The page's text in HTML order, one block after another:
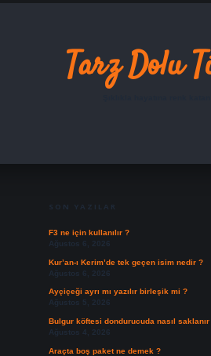
Tarz Dolu
SON YAZILAR
F3 ne için kullanılır ?
Ağustos 6, 2026
Kur’an-ı Kerim’de tek geçen isim nedir ?
Ağustos 6, 2026
Ayçiçeği ayrı mı yazılır birleşik mi ?
Ağustos 5, 2026
Bulgur köftesi dondurucuda nasıl saklanır
Ağustos 4, 2026
Araçta boş paket ne demek ?